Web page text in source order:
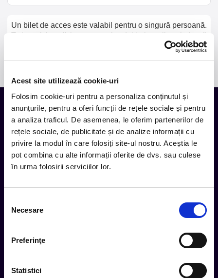
Acest site utilizează cookie-uri
Folosim cookie-uri pentru a personaliza conținutul și
anunțurile, pentru a oferi funcții de rețele sociale și pentru
a analiza traficul. De asemenea, le oferim partenerilor de
rețele sociale, de publicitate și de analize informații cu
privire la modul în care folosiți site-ul nostru. Aceștia le
pot combina cu alte informații oferite de dvs. sau culese
în urma folosirii serviciilor lor.
consimțământului
Necesare
Preferinţe
Statistici
Un bilet de acces este valabil pentru o singură persoană.
Toți participanții la spectacol, adulți și copii, trebuie să
Tot ce te intereseaza, direct in
inbox.
Aboneaza-te la newsletter-ul nostru, fii primul la care ajung
evenimentele noi.
Subscribe
Urmareste noutatile pe